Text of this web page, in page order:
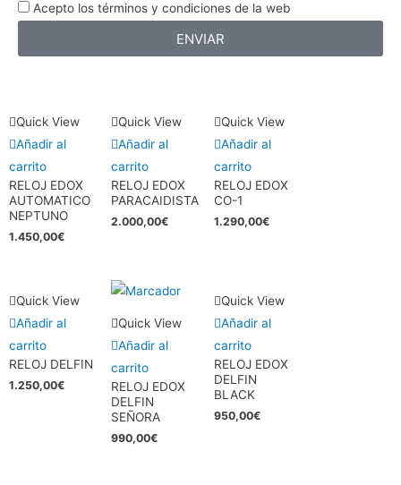
Acepto los términos y condiciones de la web
ENVIAR
Quick View
Añadir al
carrito
RELOJ EDOX
AUTOMATICO
NEPTUNO
1.450,00€
Quick View
Añadir al
carrito
RELOJ EDOX
PARACAIDISTA
2.000,00€
Quick View
Añadir al
carrito
RELOJ EDOX
CO-1
1.290,00€
Quick View
Añadir al
carrito
RELOJ DELFIN
1.250,00€
Quick View
Añadir al
carrito
RELOJ EDOX
DELFIN
SEÑORA
990,00€
Quick View
Añadir al
carrito
RELOJ EDOX
DELFIN
BLACK
950,00€